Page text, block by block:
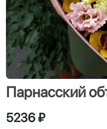
Парнасский
5236 ₽